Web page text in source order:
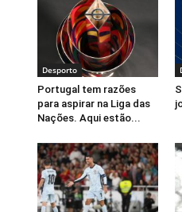
Desporto
Portugal tem razões
para aspirar na Liga das
Nações. Aqui estão...